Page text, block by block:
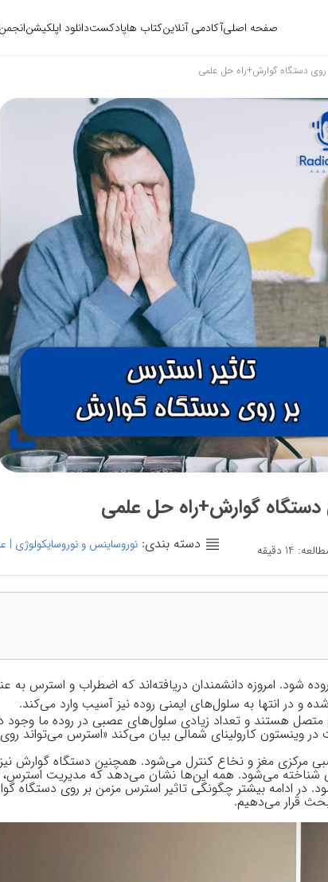
صفحه اصلیآکادمی آنلاینکتاب هاپادکستدانلود اپلکیشنانجمن
روی دستگاه گوارش+راه حل علمی
دستگاه گوارش+راه حل علمی
14 دقیقه دسته بندی:نوروساینس و نوروسایکولوژی
شود. امروزه دانشمندان دریافته‌اند که اضطراب و استرس به
و در انتها به سلول‌های ایمنی روده نیز آسیب وارد می‌کند.
هستند و تعداد زیادی سلول‌های عصبی در روده ما وجود
وینستون کارولینای شمالی بیان می‌کند «استرس می‌تواند
مرکزی مغز و نخاع کنترل می‌شود. همچنین دستگاه گوارش
می‌شود. همه این‌ها نشان می‌دهد که مدیریت استرس،
در ادامه بیشتر چگونگی تاثیر استرس مزمن بر روی دستگاه
بحث قرار می‌دهیم.